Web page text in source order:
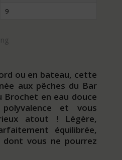
9
ou en bateau, cette
aux pêches du Bar
Brochet en eau douce
polyvalence et vous
atout ! Légère,
équilibrée,
dont vous ne pourrez